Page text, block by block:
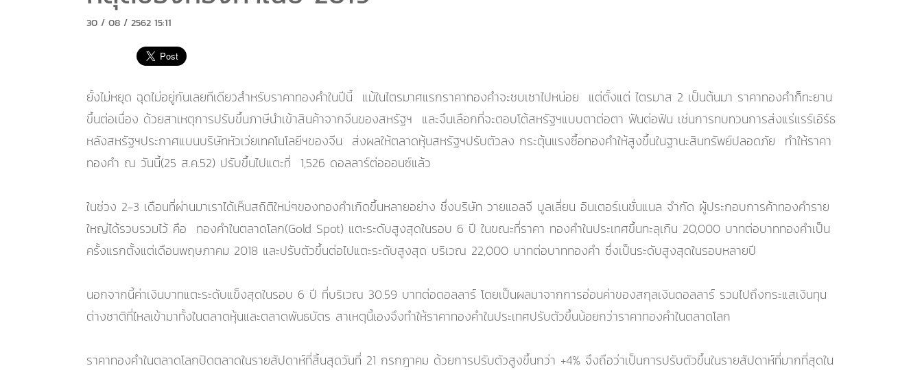
30 / 08 / 2562 15:11
ยั้งไม่หยุด ฉุดไม่อยู่กันเลยทีเดียวสำหรับราคาทองคำในปีนี้ แม้ในไตรมาศแรกราคาทองคำจะซบเซาไปหน่อย แต่ตั้งแต่ ไตรมาส 2 เป็นต้นมา ราคาทองคำก็ทะยาน
ขึ้นต่อเนื่อง ด้วยสาเหตุการปรับขึ้นภาษีนำเข้าสินค้าจากจีนของสหรัฐฯ และจึนเลือกที่จะตอบโต้สหรัฐฯแบบตาต่อตา ฟันต่อฟัน เช่นการทบทวนการส่งแร่แรร์เอิร์ธ
หลังสหรัฐฯประกาศแบนบริษัทหัวเว่ยเทคโนโลยีฯของจีน ส่งผลให้ตลาดหุ้นสหรัฐฯปรับตัวลง กระตุ้นแรงซื้อทองคำให้สูงขึ้นในฐานะสินทรัพย์ปลอดภัย ทำให้ราคา
ทองคำ ณ วันนี้(25 ส.ค.52) ปรับขึ้นไปแตะที่ 1,526 ดอลลาร์ต่อออนซ์แล้ว
ในช่วง 2-3 เดือนที่ผ่านมาเราได้เห็นสถิติใหม่ๆของทองคำเกิดขึ้นหลายอย่าง ซึ่งบริษัท วายแอลจี บูลเลี่ยน อินเตอร์เนชั่นแนล จำกัด ผู้ประกอบการค้าทองคำราย
ใหญ่ได้รวบรวมไว้ คือ ทองคำในตลาดโลก(Gold Spot) แตะระดับสูงสุดในรอบ 6 ปี ในขณะที่ราคา ทองคำในประเทศขึ้นทะลุเกิน 20,000 บาทต่อบาททองคำเป็น
ครั้งแรกตั้งแต่เดือนพฤษภาคม 2018 และปรับตัวขึ้นต่อไปแตะระดับสูงสุด บริเวณ 22,000 บาทต่อบาททองคำ ซึ่งเป็นระดับสูงสุดในรอบหลายปี
นอกจากนี้ค่าเงินบาทแตะระดับแข็งสุดในรอบ 6 ปี ที่บริเวณ 30.59 บาทต่อดอลลาร์ โดยเป็นผลมาจากการอ่อนค่าของสกุลเงินดอลลาร์ รวมไปถึงกระแสเงินทุน
ต่างชาติที่ไหลเข้ามาทั้งในตลาดหุ้นและตลาดพันธบัตร สาเหตุนี้เองจึงทำให้ราคาทองคำในประเทศปรับตัวขึ้นน้อยกว่าราคาทองคำในตลาดโลก
ราคาทองคำในตลาดโลกปิดตลาดในรายสัปดาห์ที่สิ้นสุดวันที่ 21 กรกฎาคม ด้วยการปรับตัวสูงขึ้นกว่า +4% จึงถือว่าเป็นการปรับตัวขึ้นในรายสัปดาห์ที่มากที่สุดใน